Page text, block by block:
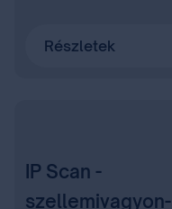
Részletek
IP Scan -
szellemivagyon-